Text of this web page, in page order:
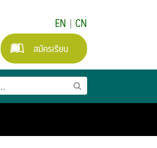
EN | CN
สมัครเรียน